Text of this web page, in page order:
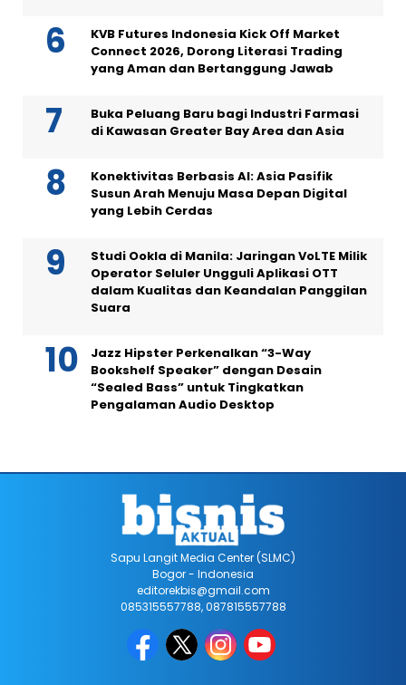
KVB Futures Indonesia Kick Off Market
Connect 2026, Dorong Literasi Trading
yang Aman dan Bertanggung Jawab
Buka Peluang Baru bagi Industri Farmasi
di Kawasan Greater Bay Area dan Asia
Konektivitas Berbasis AI: Asia Pasifik
Susun Arah Menuju Masa Depan Digital
yang Lebih Cerdas
Studi Ookla di Manila: Jaringan VoLTE Milik
Operator Seluler Ungguli Aplikasi OTT
dalam Kualitas dan Keandalan Panggilan
Suara
Jazz Hipster Perkenalkan “3-Way
Bookshelf Speaker” dengan Desain
“Sealed Bass” untuk Tingkatkan
Pengalaman Audio Desktop
Sapu Langit Media Center (SLMC)
Bogor - Indonesia
editorekbis@gmail.com
085315557788, 087815557788